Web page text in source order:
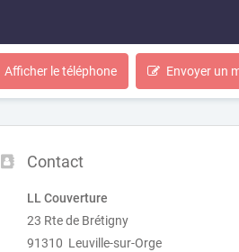
Afficher le téléphone Envoyer un
Contact
LL Couverture
23 Rte de Brétigny
91310 Leuville-sur-Orge